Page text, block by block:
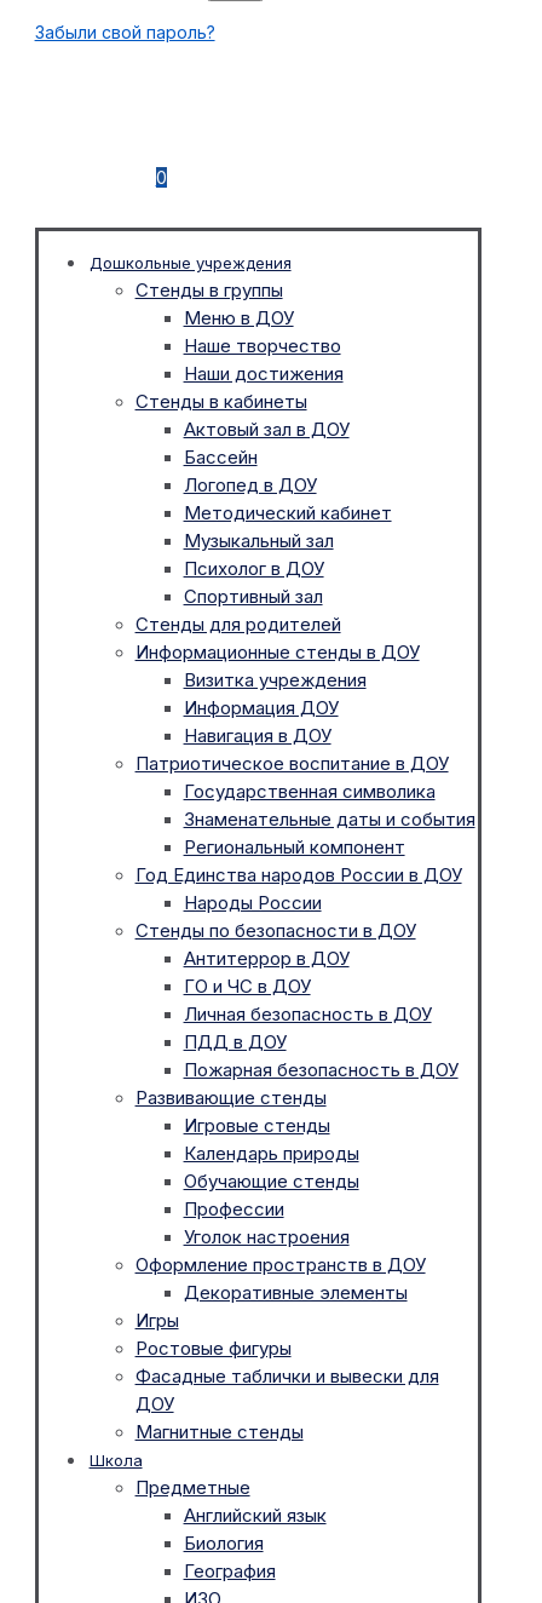
Забыли свой пароль?
0
Дошкольные учреждения
Стенды в группы
Меню в ДОУ
Наше творчество
Наши достижения
Стенды в кабинеты
Актовый зал в ДОУ
Бассейн
Логопед в ДОУ
Методический кабинет
Музыкальный зал
Психолог в ДОУ
Спортивный зал
Стенды для родителей
Информационные стенды в ДОУ
Визитка учреждения
Информация ДОУ
Навигация в ДОУ
Патриотическое воспитание в ДОУ
Государственная символика
Знаменательные даты и события
Региональный компонент
Год Единства народов России в ДОУ
Народы России
Стенды по безопасности в ДОУ
Антитеррор в ДОУ
ГО и ЧС в ДОУ
Личная безопасность в ДОУ
ПДД в ДОУ
Пожарная безопасность в ДОУ
Развивающие стенды
Игровые стенды
Календарь природы
Обучающие стенды
Профессии
Уголок настроения
Оформление пространств в ДОУ
Декоративные элементы
Игры
Ростовые фигуры
Фасадные таблички и вывески для
ДОУ
Магнитные стенды
Школа
Предметные
Английский язык
Биология
География